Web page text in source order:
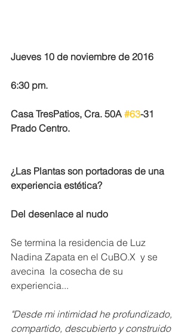
Jueves 10 de noviembre de 2016
6:30 pm.
Casa TresPatios, Cra. 50A #63-31
Prado Centro.
¿Las Plantas son portadoras de una
experiencia estética?
Del desenlace al nudo
Se termina la residencia de Luz
Nadina Zapata en el CuBO.X  y se
avecina  la cosecha de su
experiencia...
"Desde mi intimidad he profundizado,
compartido, descubierto y construido